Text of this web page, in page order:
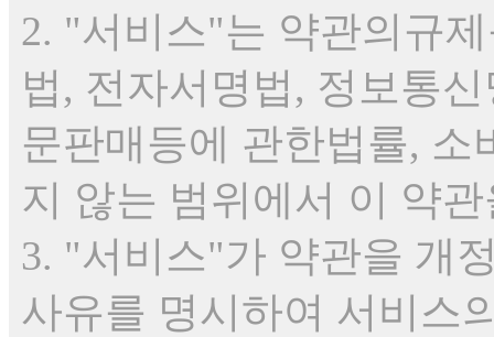
2. "서비스"는 약관의규
법, 전자서명법, 정보통
문판매등에 관한법률,
지 않는 범위에서 이 약
3. "서비스"가 약관을 개
사유를 명시하여 서비스